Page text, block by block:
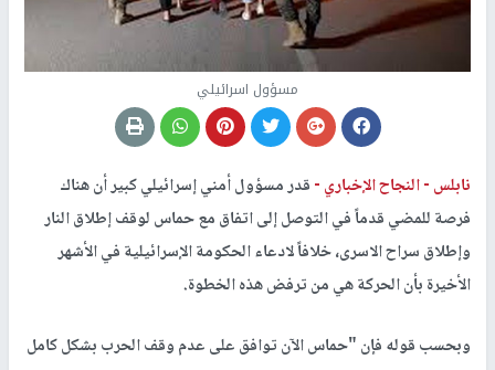
مسؤول اسرائيلي
نابلس -النجاح الإخباري -قدر مسؤول أمني إسرائيلي كبير أن هناك
فرصة للمضي قدماً في التوصل إلى اتفاق مع حماس لوقف إطلاق النار
وإطلاق سراح الاسرى، خلافاً لادعاء الحكومة الإسرائيلية في الأشهر
الأخيرة بأن الحركة هي من ترفض هذه الخطوة.
وبحسب قوله فإن "حماس الآن توافق على عدم وقف الحرب بشكل كامل